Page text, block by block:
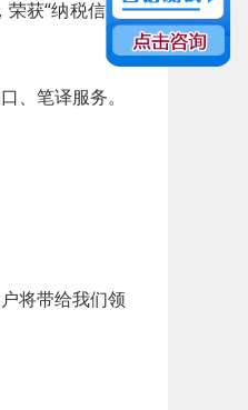
获“纳税信用A
、笔译服务。
将带给我们领